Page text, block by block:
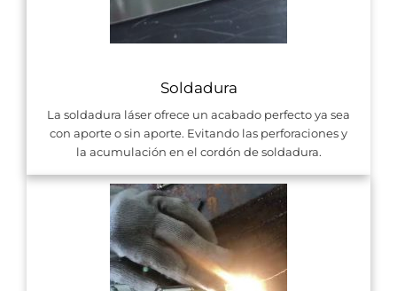
Soldadura
La soldadura láser ofrece un acabado perfecto ya sea
con aporte o sin aporte. Evitando las perforaciones y
la acumulación en el cordón de soldadura.